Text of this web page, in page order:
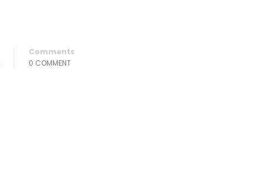
Comments
0 COMMENT